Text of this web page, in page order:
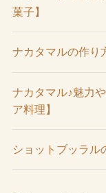
菓子】
ナカタマルの作り
ナカタマル♪魅力
ア料理】
ショットブッラル